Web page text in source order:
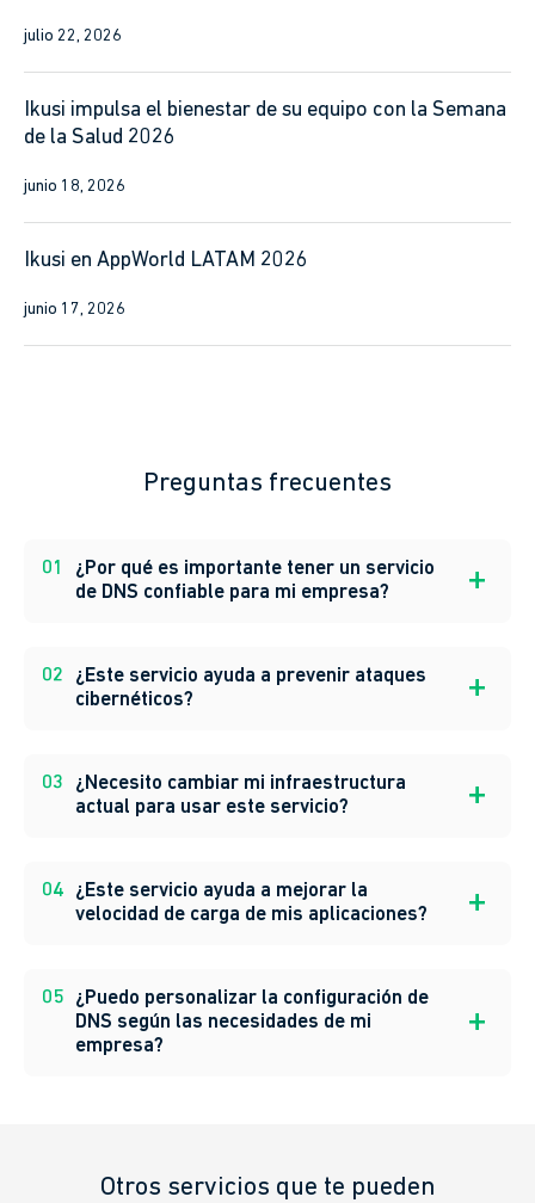
julio 22, 2026
Ikusi impulsa el bienestar de su equipo con la Semana
de la Salud 2026
junio 18, 2026
Ikusi en AppWorld LATAM 2026
junio 17, 2026
Preguntas frecuentes
01
¿Por qué es importante tener un servicio
de DNS confiable para mi empresa?
02
¿Este servicio ayuda a prevenir ataques
cibernéticos?
03
¿Necesito cambiar mi infraestructura
actual para usar este servicio?
04
¿Este servicio ayuda a mejorar la
velocidad de carga de mis aplicaciones?
05
¿Puedo personalizar la configuración de
DNS según las necesidades de mi
empresa?
Otros servicios que te pueden